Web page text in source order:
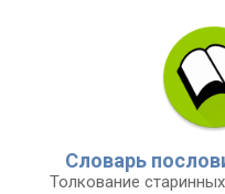
Словарь
Толкование